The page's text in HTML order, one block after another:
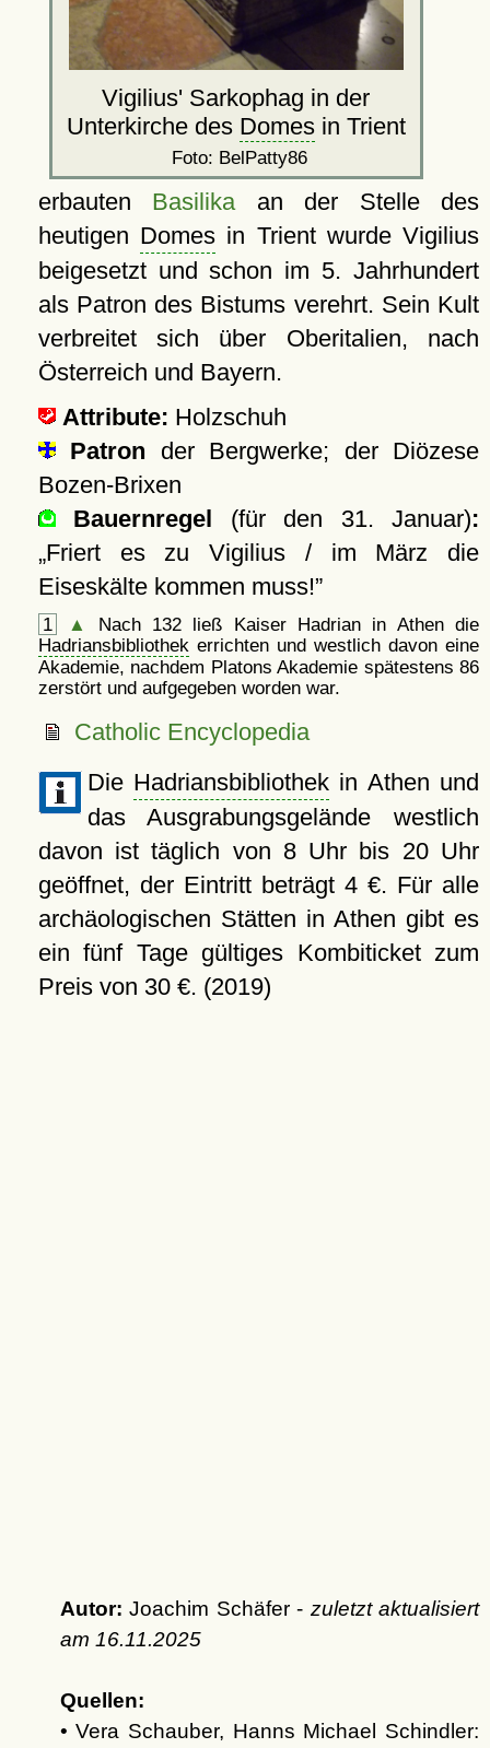
Vigilius' Sarkophag in der
Unterkirche des Domesin Trient
Foto: BelPatty86
erbauten Basilika an der Stelle des
heutigen Domes in Trient wurde Vigilius
beigesetzt und schon im 5. Jahrhundert
als Patron des Bistums verehrt. Sein Kult
verbreitet sich über Oberitalien, nach
Österreich und Bayern.
Attribute: Holzschuh
Patron der Bergwerke; der Diözese
Bozen-Brixen
Bauernregel (für den 31. Januar):
Friert es zu Vigilius / im März die
Eiseskälte kommen muss!
1 ▲
Nach 132 ließ Kaiser Hadrian in Athen die
Hadriansbibliothek errichten und westlich davon eine
Akademie, nachdem Platons Akademie spätestens 86
zerstört und aufgegeben worden war.
Catholic Encyclopedia
Die Hadriansbibliothek in Athen und
das Ausgrabungsgelände westlich
davon ist täglich von 8 Uhr bis 20 Uhr
geöffnet, der Eintritt beträgt 4 €. Für alle
archäologischen Stätten in Athen gibt es
ein fünf Tage gültiges Kombiticket zum
Preis von 30 €. (2019)
Autor: Joachim Schäfer - zuletzt aktualisiert
am 16.11.2025
Quellen:
• Vera Schauber, Hanns Michael Schindler: